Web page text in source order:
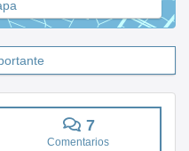
7
Comentarios